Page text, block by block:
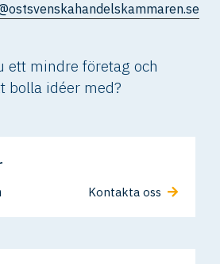
ett mindre företag och
bolla idéer med?
Kontakta oss